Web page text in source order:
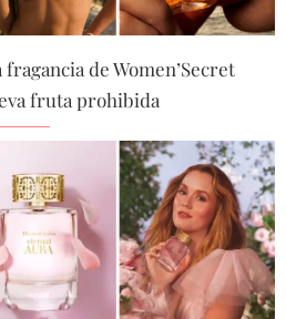
de Women’Secret
fruta prohibida